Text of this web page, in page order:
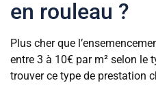
en rouleau ?
Plus cher que
entre 3 à 10€ par m² selon le
trouver ce type de prestation